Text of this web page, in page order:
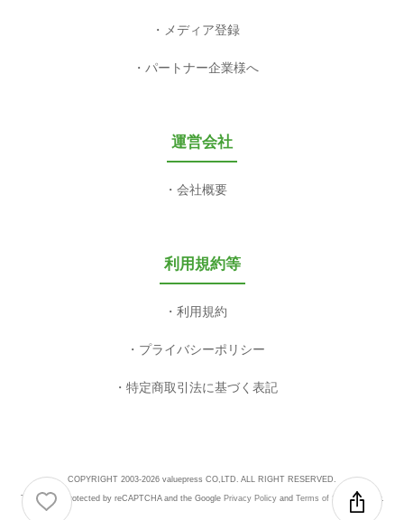
メディア登録
パートナー企業様へ
運営会社
会社概要
利用規約等
利用規約
プライバシーポリシー
特定商取引法に基づく表記
COPYRIGHT 2003-2026 valuepress CO,LTD. ALL RIGHT RESERVED.
This site is protected by reCAPTCHA and the Google Privacy Policyand Terms of Serviceapply.